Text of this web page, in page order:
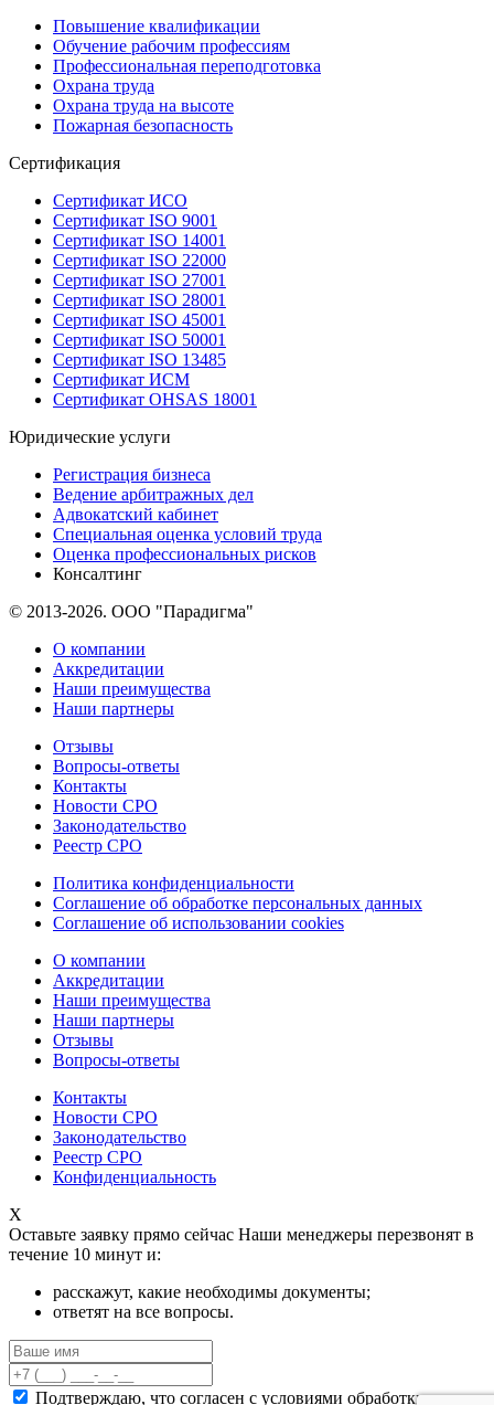
Повышение квалификации
Обучение рабочим профессиям
Профессиональная переподготовка
Охрана труда
Охрана труда на высоте
Пожарная безопасность
Сертификация
Сертификат ИСО
Сертификат ISO 9001
Сертификат ISO 14001
Сертификат ISO 22000
Сертификат ISO 27001
Сертификат ISO 28001
Сертификат ISO 45001
Сертификат ISO 50001
Сертификат ISO 13485
Сертификат ИСМ
Сертификат OHSAS 18001
Юридические услуги
Регистрация бизнеса
Ведение арбитражных дел
Адвокатский кабинет
Специальная оценка условий труда
Оценка профессиональных рисков
Консалтинг
© 2013-2026. ООО "Парадигма"
О компании
Аккредитации
Наши преимущества
Наши партнеры
Отзывы
Вопросы-ответы
Контакты
Новости СРО
Законодательство
Реестр СРО
Политика конфиденциальности
Соглашение об обработке персональных данных
Соглашение об использовании cookies
О компании
Аккредитации
Наши преимущества
Наши партнеры
Отзывы
Вопросы-ответы
Контакты
Новости СРО
Законодательство
Реестр СРО
Конфиденциальность
X
Оставьте заявку прямо сейчас Наши менеджеры перезвонят в
течение 10 минут и:
расскажут, какие необходимы документы;
ответят на все вопросы.
Подтверждаю, что согласен с условиями обработки